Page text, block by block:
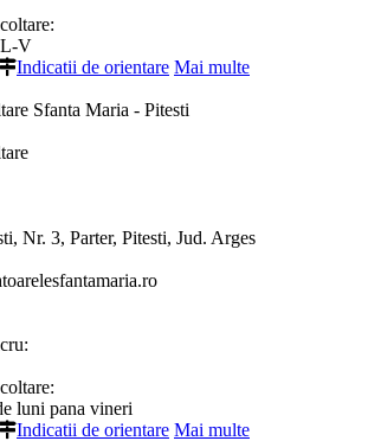
L-V
Indicatii de orientare Mai multe
Sfanta Maria - Pitesti
Nr. 3, Parter, Pitesti, Jud. Arges
luni pana vineri
Indicatii de orientare Mai multe